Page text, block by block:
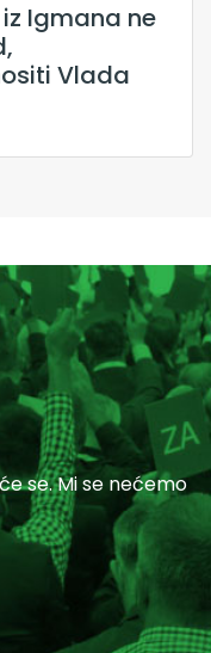
Igmana ne
Vlada
se. Mi se nećemo